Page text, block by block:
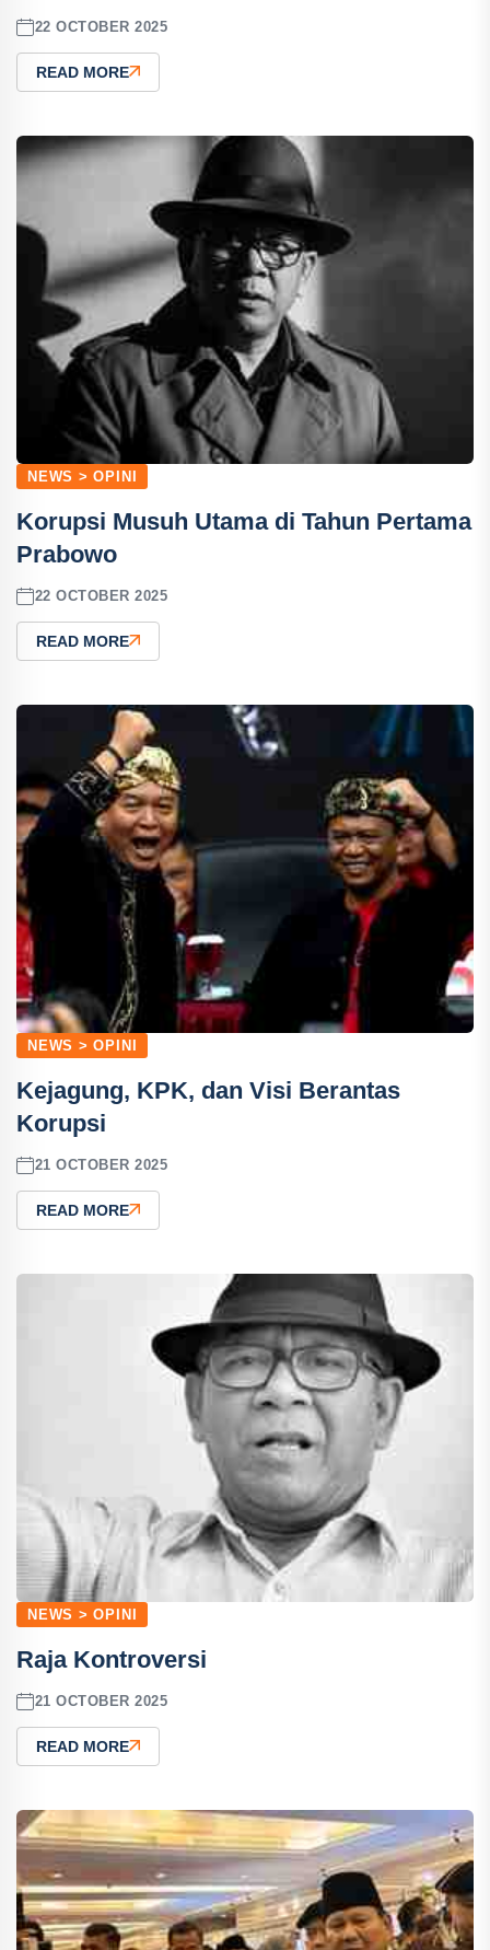
22 OCTOBER 2025
READ MORE
NEWS > OPINI
Korupsi Musuh Utama di Tahun Pertama
Prabowo
22 OCTOBER 2025
READ MORE
NEWS > OPINI
Kejagung, KPK, dan Visi Berantas
Korupsi
21 OCTOBER 2025
READ MORE
NEWS > OPINI
Raja Kontroversi
21 OCTOBER 2025
READ MORE